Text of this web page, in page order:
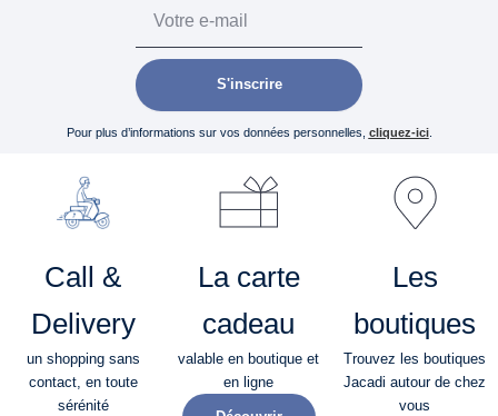
S'inscrire
Pour plus d’informations sur vos données personnelles, cliquez-ici.
Call &
Delivery
un shopping sans
contact, en toute
sérénité​
La carte
cadeau
valable en boutique et
en ligne
Les
boutiques
Trouvez les boutiques
Jacadi autour de chez
vous